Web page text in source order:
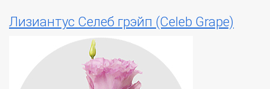
Лизиантус Селеб грэйп (Celeb Grape)